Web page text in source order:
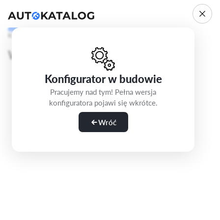
Konfigurator w budowie
Pracujemy nad tym! Pełna wersja
konfiguratora pojawi się wkrótce.
Wróć
Krok 1/5
Wybierz wersję